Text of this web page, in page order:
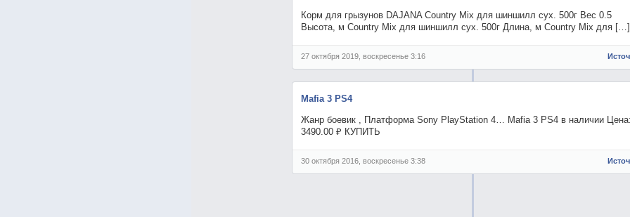
Корм для грызунов DAJANA Country Mix для шиншилл сух. 500г Вес 0.5
Высота, м Country Mix для шиншилл сух. 500г Длина, м Country Mix для […]
27 октября 2019, воскресенье 3:16
Mafia 3 PS4
Жанр боевик , Платформа Sony PlayStation 4… Mafia 3 PS4 в наличии Цена:
3490.00 ₽ КУПИТЬ
30 октября 2016, воскресенье 3:38